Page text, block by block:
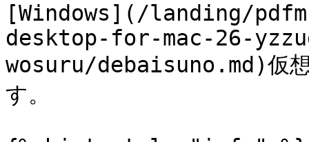
[Windows](/landing/
desktop-for-mac-26-
wosuru/debaisuno.md)仮想
す。